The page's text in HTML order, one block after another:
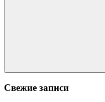
Поиск
Свежие записи